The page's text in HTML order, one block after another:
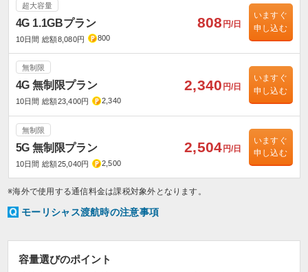
超大容量
4G 1.1GBプラン
10日間 総額8,080円 800
808 円/日
いますぐ
申し込む
無制限
4G 無制限プラン
10日間 総額23,400円 2,340
2,340 円/日
いますぐ
申し込む
無制限
5G 無制限プラン
10日間 総額25,040円 2,500
2,504 円/日
いますぐ
申し込む
※海外で使用する通信料金は課税対象外となります。
モーリシャス渡航時の注意事項
容量選びのポイント